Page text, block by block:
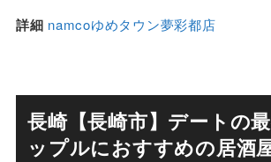
詳細 namcoゆめタウン夢彩都店
長崎【長崎市】デートの
ップルにおすすめの居酒